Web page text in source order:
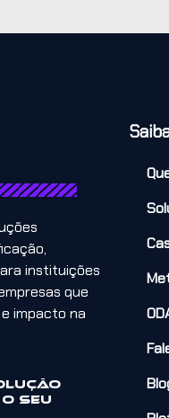
instituições
que
impacto na
seu